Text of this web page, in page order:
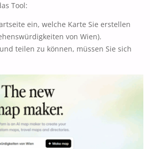
Tool:
ein, welche Karte Sie erstellen
von Wien).
teilen zu können, müssen Sie sich